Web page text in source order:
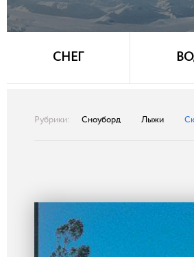
СНЕГ
Рубрики: Сноуборд Лыжи